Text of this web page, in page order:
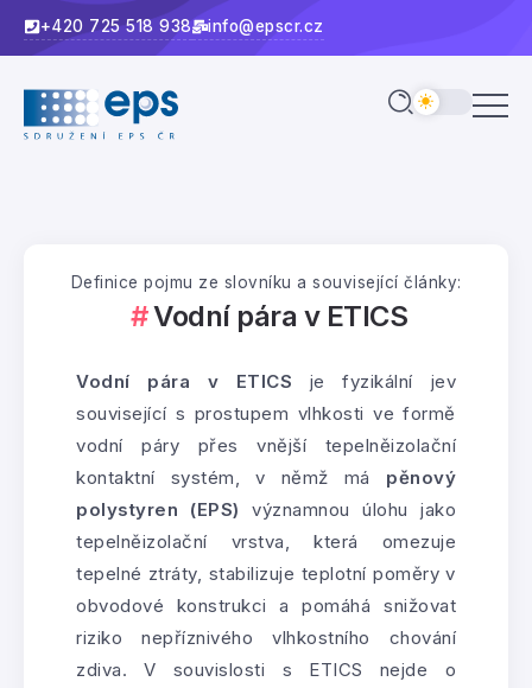
+420 725 518 938 info@epscr.cz
Definice pojmu ze slovníku a související články:
Vodní pára v ETICS
Vodní pára v ETICS je fyzikální jev
související s prostupem vlhkosti ve formě
vodní páry přes vnější tepelněizolační
kontaktní systém, v němž má pěnový
polystyren (EPS) významnou úlohu jako
tepelněizolační vrstva, která omezuje
tepelné ztráty, stabilizuje teplotní poměry v
obvodové konstrukci a pomáhá snižovat
riziko nepříznivého vlhkostního chování
zdiva. V souvislosti s ETICS nejde o